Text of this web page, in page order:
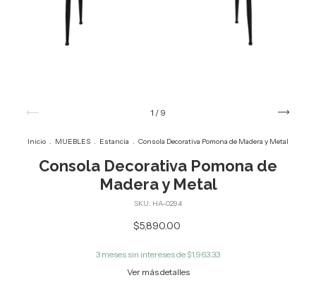
1 / 9
Inicio . MUEBLES . Estancia . Consola Decorativa Pomona de Madera y Metal
Consola Decorativa Pomona de
Madera y Metal
SKU: HA-0294
$5,890.00
3 meses sin intereses de $1,963.33
Ver más detalles